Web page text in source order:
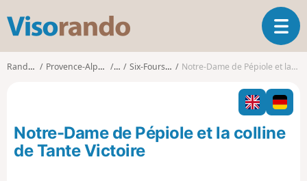
s
o
o
O
u
v
i
r
l
a
Randonnées Provence-Alpes-Côte d'Azur VarSix-Fours-les-Plages Notre-Dame de Pépiole et la colline de Tante Victoire
Notre-Dame de Pépiole et la colline
de Tante Victoire